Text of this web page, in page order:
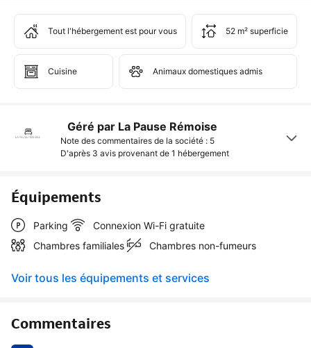
Tout l'hébergement est pour vous 52 m² superficie
Cuisine Animaux domestiques admis
Géré par La Pause Rémoise
Note des commentaires de la société : 5
D'après 3 avis provenant de 1 hébergement
Équipements
Parking
Connexion Wi-Fi gratuite
Chambres familiales
Chambres non-fumeurs
Voir tous les équipements et services
Commentaires